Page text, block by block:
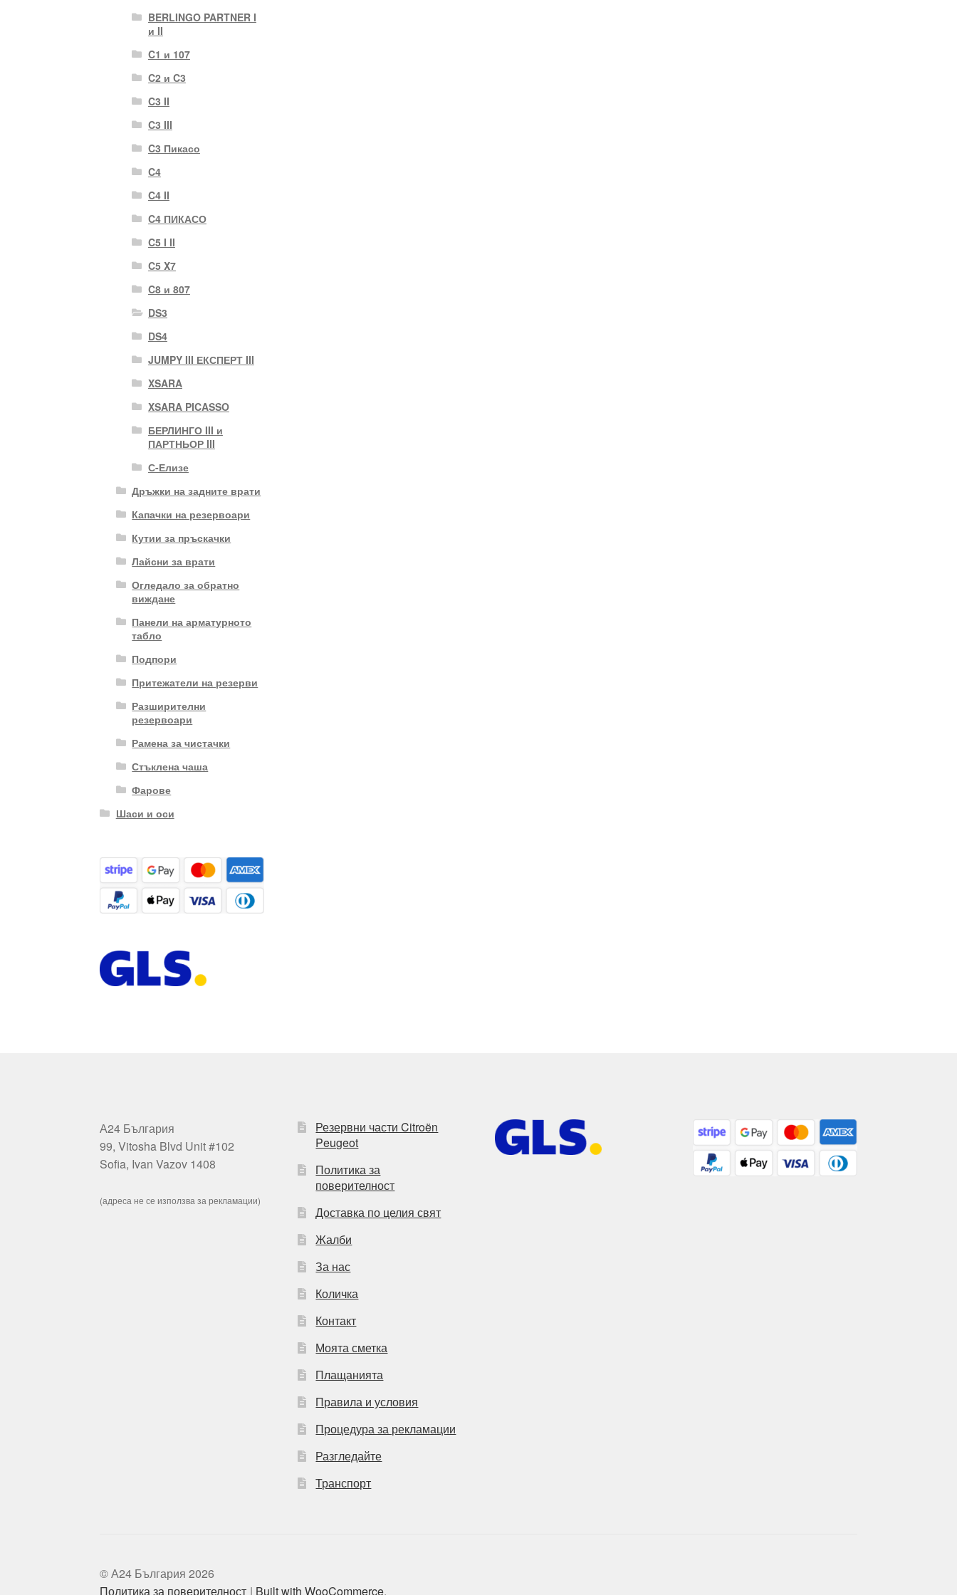
BERLINGO PARTNER I
и II
C1 и 107
C2 и C3
C3 II
C3 III
C3 Пикасо
C4
C4 II
C4 ПИКАСО
C5 I II
C5 X7
C8 и 807
DS3
DS4
JUMPY III ЕКСПЕРТ III
XSARA
XSARA PICASSO
БЕРЛИНГО III и
ПАРТНЬОР III
С-Елизе
Дръжки на задните врати
Капачки на резервоари
Кутии за пръскачки
Лайсни за врати
Огледало за обратно
виждане
Панели на арматурното
табло
Подпори
Притежатели на резерви
Разширителни
резервоари
Рамена за чистачки
Стъклена чаша
Фарове
Шаси и оси
А24 България
99, Vitosha Blvd Unit #102
Sofia, Ivan Vazov 1408
(адреса не се използва за рекламации)
Резервни части Citroën
Peugeot
Политика за
поверителност
Доставка по целия свят
Жалби
За нас
Количка
Контакт
Моята сметка
Плащанията
Правила и условия
Процедура за рекламации
Разгледайте
Транспорт
© А24 България 2026
Политика за поверителност
Built with WooCommerce.